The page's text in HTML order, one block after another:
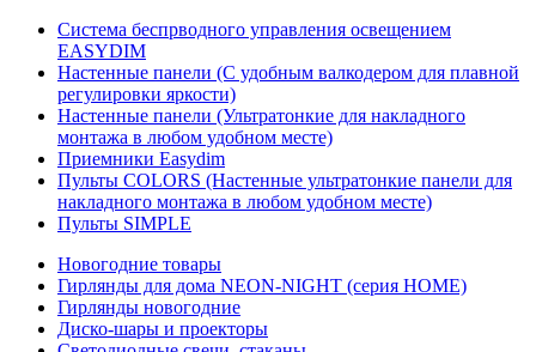
Система беспрводного управления освещением
EASYDIM
Настенные панели (С удобным валкодером для плавной
регулировки яркости)
Настенные панели (Ультратонкие для накладного
монтажа в любом удобном месте)
Приемники Easydim
Пульты COLORS (Настенные ультратонкие панели для
накладного монтажа в любом удобном месте)
Пульты SIMPLE
Новогодние товары
Гирлянды для дома NEON-NIGHT (серия HOME)
Гирлянды новогодние
Диско-шары и проекторы